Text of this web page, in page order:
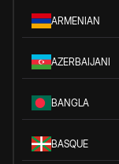
ARMENIAN
AZERBAIJANI
BANGLA
BASQUE